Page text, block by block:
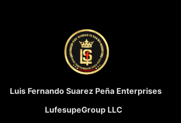
Luis Fernando Suarez Peña Enterprises
LufesupeGroup LLC